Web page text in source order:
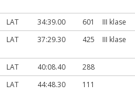
LAT 34:39.00 601
III klase
LAT 37:29.30 425 III klase
LAT 40:08.40
288
LAT 44:48.30 111